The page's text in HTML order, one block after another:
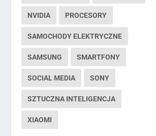
NVIDIA PROCESORY
SAMOCHODY ELEKTRYCZNE
SAMSUNG SMARTFONY
SOCIAL MEDIA SONY
SZTUCZNA INTELIGENCJA
XIAOMI